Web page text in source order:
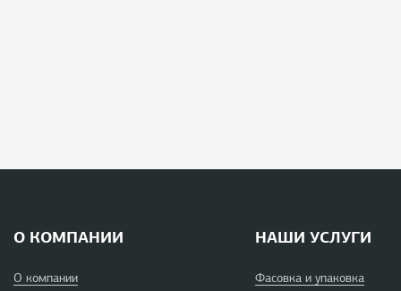
О КОМПАНИИ
О компании
НАШИ УСЛУГИ
Фасовка и упаковка